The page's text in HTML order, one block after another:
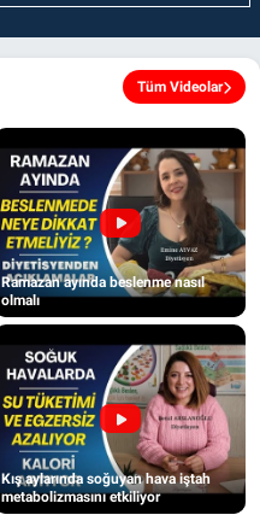
Tüm Videolar
Ramazan ayında beslenme nasıl
olmalı
Kış aylarında soğuyan hava iştah
metabolizmasını etkiliyor